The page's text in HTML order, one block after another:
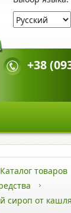
+38
Каталог товаров
сироп от